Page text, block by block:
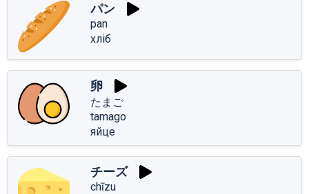
パン
pan
хліб
卵
たまご
tamago
яйце
チーズ
chīzu